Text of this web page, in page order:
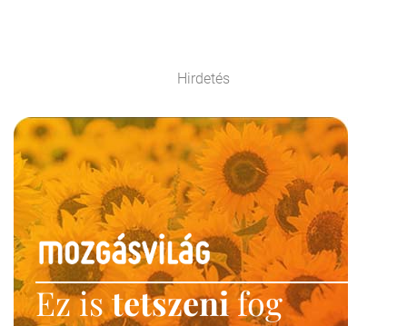
Hirdetés
Ez istetszenifog